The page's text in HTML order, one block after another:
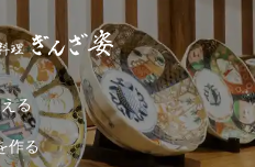
る
作る